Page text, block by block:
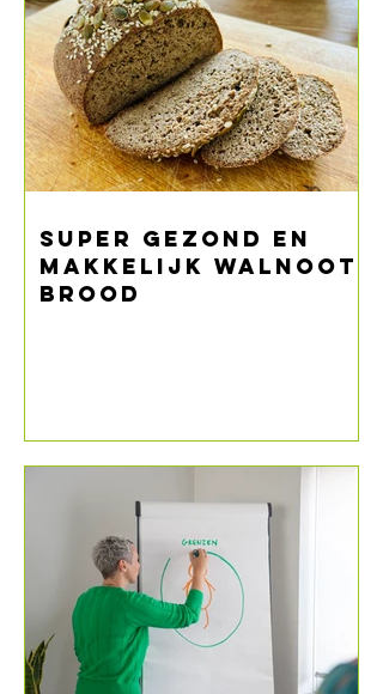
Super gezond en
makkelijk walnoot
brood